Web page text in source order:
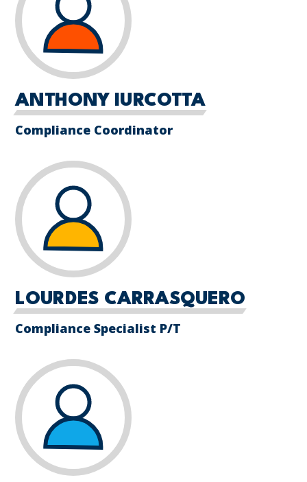
ANTHONY IURCOTTA
Compliance Coordinator
LOURDES CARRASQUERO
Compliance Specialist P/T